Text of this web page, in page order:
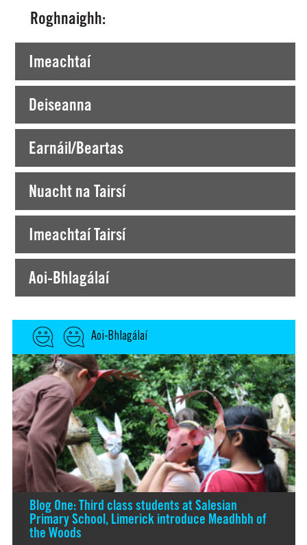
Roghnaighh:
Imeachtaí
Deiseanna
Earnáil/Beartas
Nuacht na Tairsí
Imeachtaí Tairsí
Aoi-Bhlagálaí
Tá tú ag Amharc faoi láthair ar >
Aoi-Bhlagálaí
Blog One: Third class students at Salesian
Primary School, Limerick introduce Meadhbh of
the Woods